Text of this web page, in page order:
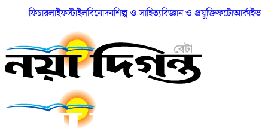
ফিচারলাইফস্টাইলবিনোদনশিল্প ও সাহিত্যবিজ্ঞান ও প্রযুক্তিফটোআর্কাইভ